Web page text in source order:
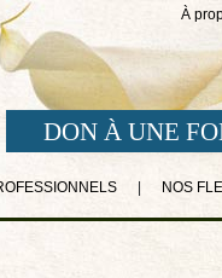
À
DON À UNE
NOS